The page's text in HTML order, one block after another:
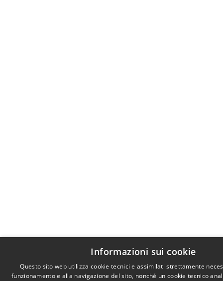
Informazioni sui cookie
Questo sito web utilizza cookie tecnici e assimilati strettamente
funzionamento e alla navigazione del sito, nonché un cookie tecnico